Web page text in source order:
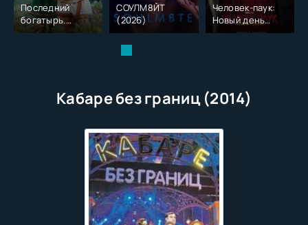
Последний
богатырь.
Колобок (2026)
СОУЛМ8ЙТ
(2026)
Человек-паук:
Новый день
(2026)
Кабаре без границ (2014)